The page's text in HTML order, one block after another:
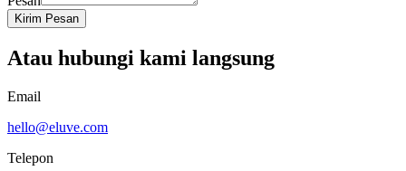
Kirim Pesan
Atau hubungi kami langsung
Email
hello@eluve.com
Telepon